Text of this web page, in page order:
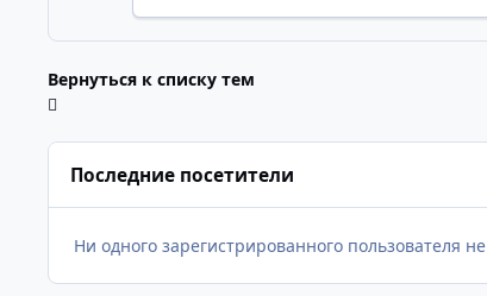
Вернуться к списку тем
Последние посетители
Ни одного зарегистрированного пользователя